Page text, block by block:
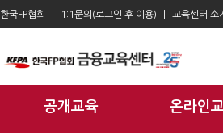
한국FP협회 1:1문의(로그인 후 이용) 교육센터 소
공개교육 온라인